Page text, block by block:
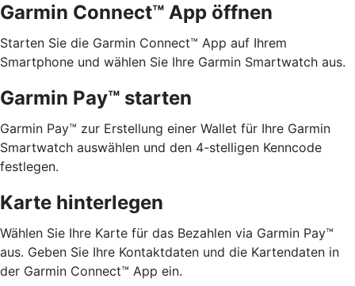
Garmin Connect™ App öffnen
Starten Sie die Garmin Connect™ App auf Ihrem
Smartphone und wählen Sie Ihre Garmin Smartwatch aus.
Garmin Pay™ starten
Garmin Pay™ zur Erstellung einer Wallet für Ihre Garmin
Smartwatch auswählen und den 4-stelligen Kenncode
festlegen.
Karte hinterlegen
Wählen Sie Ihre Karte für das Bezahlen via Garmin Pay™
aus. Geben Sie Ihre Kontaktdaten und die Kartendaten in
der Garmin Connect™ App ein.